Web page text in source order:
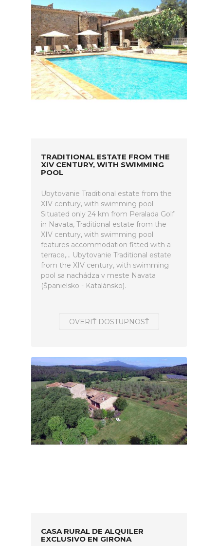
TRADITIONAL ESTATE FROM THE
XIV CENTURY, WITH SWIMMING
POOL
Ubytovanie Traditional estate from the
XIV century, with swimming pool.
Situated only 24 km from Peralada Golf
in Navata, Traditional estate from the
XIV century, with swimming pool
features accommodation fitted with a
terrace,... Ubytovanie Traditional estate
from the XIV century, with swimming
pool sa nachádza v meste Navata
(Španielsko - Katalánsko).
OVERIŤ DOSTUPNOSŤ
CASA RURAL DE ALQUILER
EXCLUSIVO EN GIRONA